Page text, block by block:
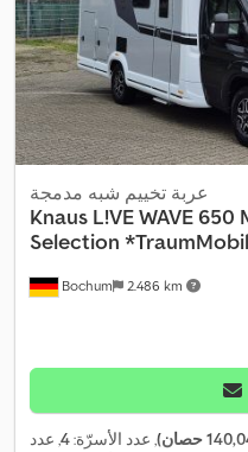
Bochum 2.486 km
عربة تخييم شبه مدمجة
Knaus L!VE WAVE 650
Selection
, عدد الأسرّة:4, عدد